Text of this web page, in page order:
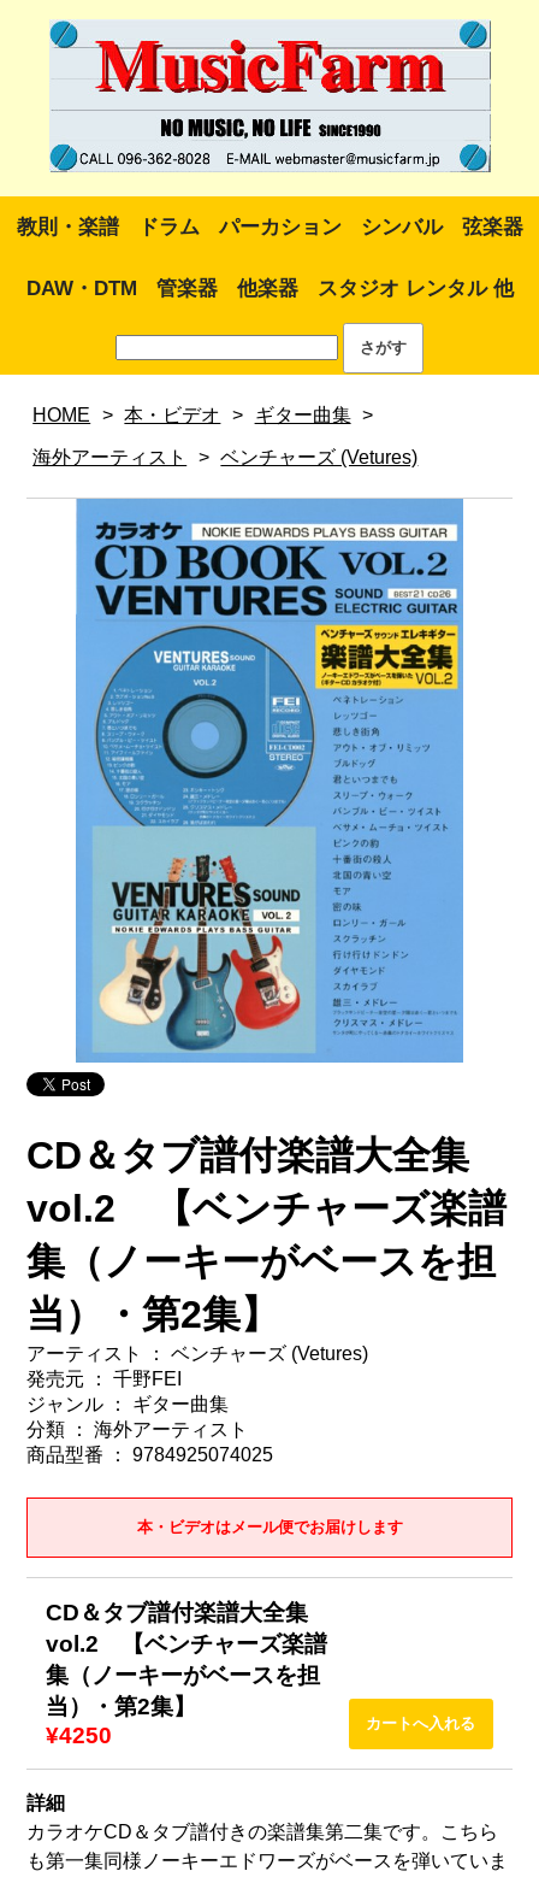
教則・楽譜 ドラム パーカション シンバル 弦楽器
DAW・DTM 管楽器 他楽器 スタジオ レンタル 他
HOME > 本・ビデオ > ギター曲集 >
海外アーティスト > ベンチャーズ (Vetures)
CD＆タブ譜付楽譜大全集
vol.2 【ベンチャーズ楽譜
集（ノーキーがベースを担
当）・第2集】
アーティスト ： ベンチャーズ (Vetures)
発売元 ： 千野FEI
ジャンル ： ギター曲集
分類 ： 海外アーティスト
商品型番 ： 9784925074025
本・ビデオはメール便でお届けします
CD＆タブ譜付楽譜大全集
vol.2 【ベンチャーズ楽譜
集（ノーキーがベースを担
当）・第2集】
¥4250
詳細
カラオケCD＆タブ譜付きの楽譜集第二集です。こちら
も第一集同様ノーキーエドワーズがベースを弾いていま